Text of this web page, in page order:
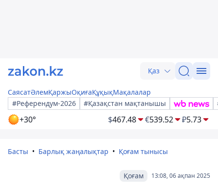
Қаз
СаясатӘлемҚаржыОқиғаҚұқықМақалалар
#Референдум-2026
#Қазақстан мақтанышы
+30° $467.48 €539.52 ₽5.73
Басты Барлық жаңалықтар Қоғам тынысы
13:08, 06 ақпан 2025
Қоғам